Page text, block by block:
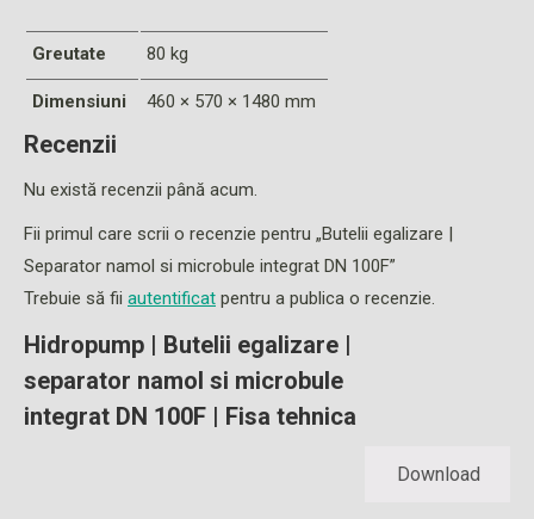
Greutate 80 kg
Dimensiuni 460 × 570 × 1480 mm
Recenzii
Nu există recenzii până acum.
Fii primul care scrii o recenzie pentru „Butelii egalizare |
Separator namol si microbule integrat DN 100F”
Trebuie să fii autentificat pentru a publica o recenzie.
Hidropump | Butelii egalizare |
separator namol si microbule
integrat DN 100F | Fisa tehnica
Download